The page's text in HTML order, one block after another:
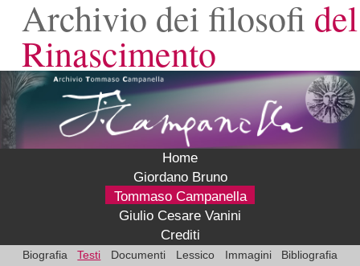
Archivio dei filosofi del
Rinascimento
Home
Giordano Bruno
Tommaso Campanella
Giulio Cesare Vanini
Crediti
Biografia Testi Documenti Lessico Immagini
Bibliografia